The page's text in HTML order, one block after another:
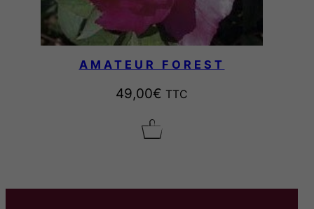
AMATEUR FOREST
49,00€ TTC